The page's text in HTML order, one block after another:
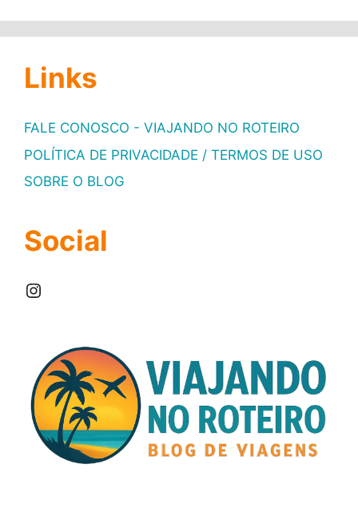
Links
FALE CONOSCO - VIAJANDO NO ROTEIRO
POLÍTICA DE PRIVACIDADE / TERMOS DE USO
SOBRE O BLOG
Social
Instagram